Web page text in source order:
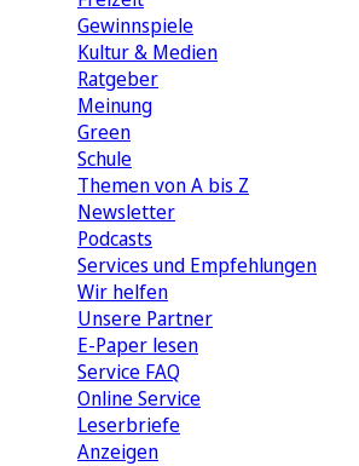
Gewinnspiele
Kultur & Medien
Ratgeber
Meinung
Green
Schule
Themen von A bis Z
Newsletter
Podcasts
Services und Empfehlungen
Wir helfen
Unsere Partner
E-Paper lesen
Service FAQ
Online Service
Leserbriefe
Anzeigen